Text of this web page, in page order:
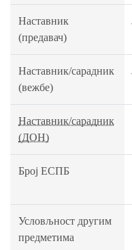
Наставник
(предавач)
Наставник/сарадник
(вежбе)
Наставник/сарадник
(ДОН)
Број ЕСПБ
Условљност другим
предметима